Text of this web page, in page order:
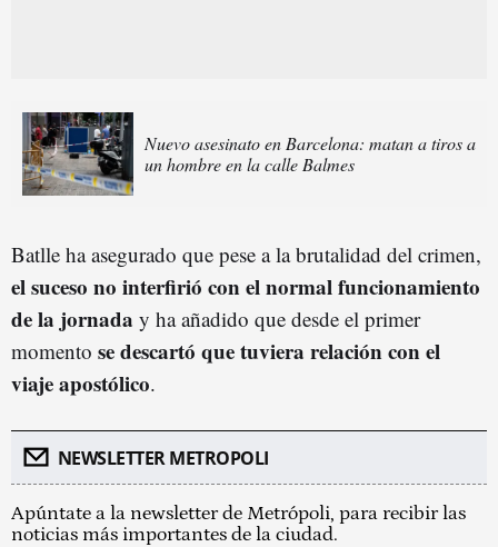
Nuevo asesinato en Barcelona: matan a tiros a
un hombre en la calle Balmes
Batlle ha asegurado que pese a la brutalidad del crimen,
el suceso no interfirió con el normal funcionamiento
de la jornada y ha añadido que desde el primer
momento se descartó que tuviera relación con el
viaje apostólico.
NEWSLETTER METROPOLI
Apúntate a la newsletter de Metrópoli, para recibir las
noticias más importantes de la ciudad.